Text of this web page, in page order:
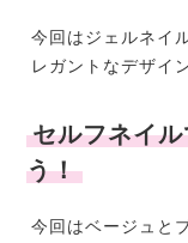
今回はジェルネイ
レガントなデザイ
セルフネイ
う！
今回はベージュと